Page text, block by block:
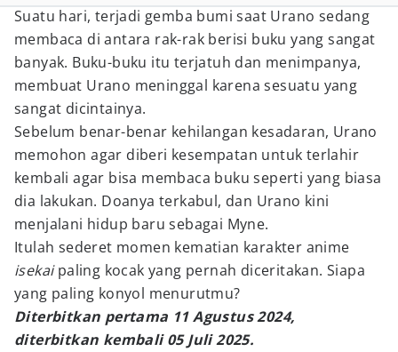
Suatu hari, terjadi gemba bumi saat Urano sedang
membaca di antara rak-rak berisi buku yang sangat
banyak. Buku-buku itu terjatuh dan menimpanya,
membuat Urano meninggal karena sesuatu yang
sangat dicintainya.
Sebelum benar-benar kehilangan kesadaran, Urano
memohon agar diberi kesempatan untuk terlahir
kembali agar bisa membaca buku seperti yang biasa
dia lakukan. Doanya terkabul, dan Urano kini
menjalani hidup baru sebagai Myne.
Itulah sederet momen kematian karakter anime
isekaipaling kocak yang pernah diceritakan. Siapa
yang paling konyol menurutmu?
Diterbitkan pertama 11 Agustus 2024,
diterbitkan kembali 05 Juli 2025.